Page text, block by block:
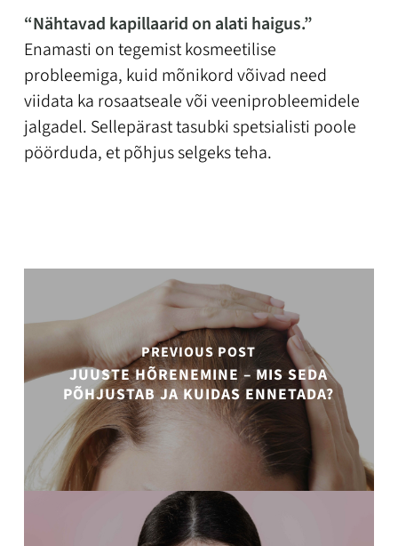
“Nähtavad kapillaarid on alati haigus.”
Enamasti on tegemist kosmeetilise
probleemiga, kuid mõnikord võivad need
viidata ka rosaatseale või veeniprobleemidele
jalgadel. Sellepärast tasubki spetsialisti poole
pöörduda, et põhjus selgeks teha.
PREVIOUS POST
JUUSTE HÕRENEMINE – MIS SEDA
PÕHJUSTAB JA KUIDAS ENNETADA?